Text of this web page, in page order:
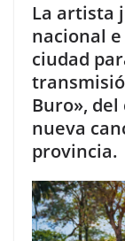
La artista
nacional
ciudad
Buro»,
nueva
provincia.